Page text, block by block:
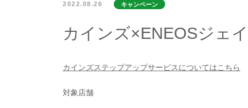
カインズ×ENEOSジェ
2022.08.26 キャンペーン
カインズステップアップサービスについてはこちら
対象店舗